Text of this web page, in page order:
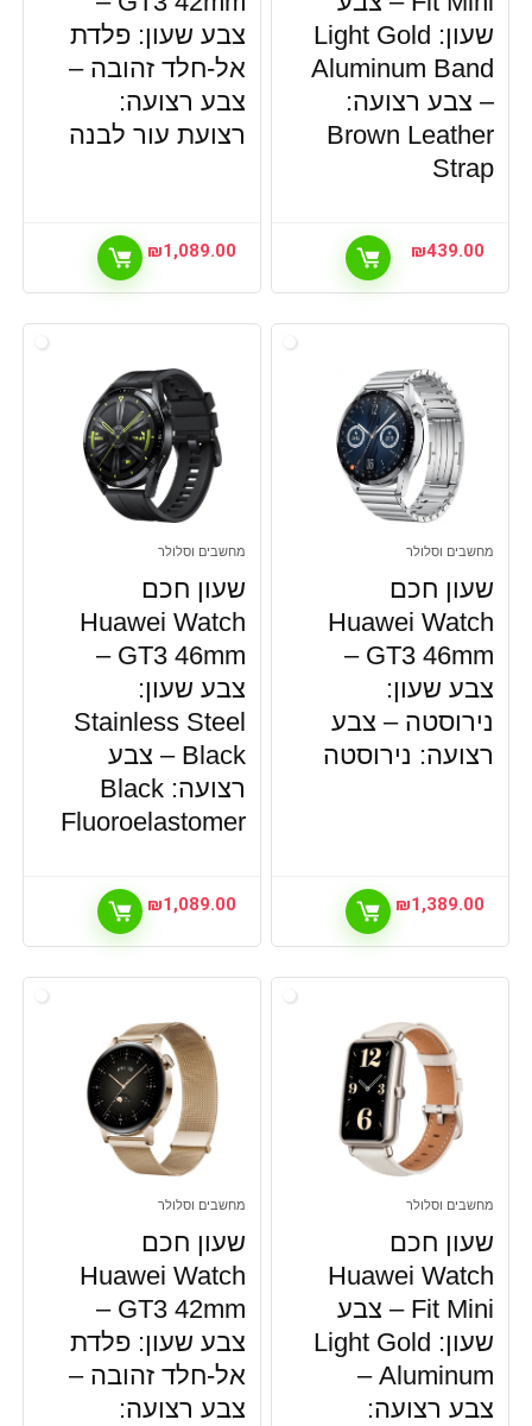
שעון: Light Gold
Aluminum Band
– צבע רצועה:
Brown Leather
Strap
₪439.00
צבע שעון: פלדת
אל-חלד זהובה –
צבע רצועה:
רצועת עור לבנה
₪1,089.00
מחשבים וסלולר
שעון חכם
Huawei Watch
GT3 46mm –
צבע שעון:
נירוסטה – צבע
רצועה: נירוסטה
₪1,389.00
מחשבים וסלולר
שעון חכם
Huawei Watch
GT3 46mm –
צבע שעון:
Stainless Steel
Black – צבע
רצועה: Black
Fluoroelastomer
₪1,089.00
מחשבים וסלולר
שעון חכם
Huawei Watch
Fit Mini – צבע
שעון: Light Gold
Aluminum –
צבע רצועה:
מחשבים וסלולר
שעון חכם
Huawei Watch
GT3 42mm –
צבע שעון: פלדת
אל-חלד זהובה –
צבע רצועה: